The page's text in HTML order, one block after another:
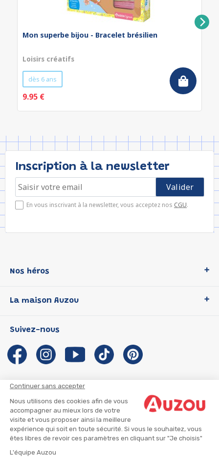
Continuer sans accepter
Nous utilisons des cookies afin de vous
accompagner au mieux lors de votre
visite et vous proposer ainsi la meilleure
expérience qui soit en toute sécurité. Si vous le souhaitez, vous
êtes libres de revoir ces paramètres en cliquant sur "Je choisis"
L'équipe Auzou
Mon superbe bijou - Bracelet brésilien
Loisirs créatifs
dès 6 ans
9.95 €
Inscription à la newsletter
En vous inscrivant à la newsletter, vous acceptez nos CGU.
Nos héros
P'tit Loup
Les Influenceuses
Migali
Petite Taupe
La maison Auzou
Notre histoire
Auzou s'engage
Auteurs et illustrateurs Auzou
Suivre mon colis
Infos consommateur
Suivez-nous
CGU
CGV
Mentions légales